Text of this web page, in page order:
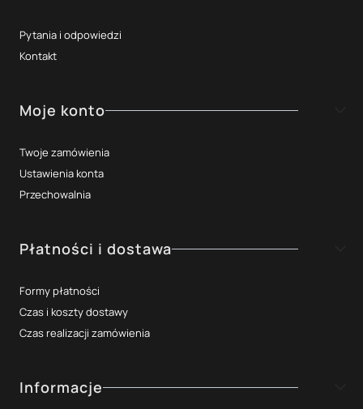
Pytania i odpowiedzi
Kontakt
Moje konto
Twoje zamówienia
Ustawienia konta
Przechowalnia
Płatności i dostawa
Formy płatności
Czas i koszty dostawy
Czas realizacji zamówienia
Informacje